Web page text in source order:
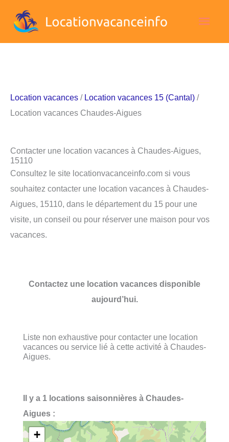
Location vacances / Location vacances 15 (Cantal) /
Location vacances Chaudes-Aigues
Contacter une location vacances à Chaudes-Aigues,
15110
Consultez le site locationvacanceinfo.com si vous
souhaitez contacter une location vacances à Chaudes-
Aigues, 15110, dans le département du 15 pour une
visite, un conseil ou pour réserver une maison pour vos
vacances.
Contactez une location vacances disponible
aujourd’hui.
Liste non exhaustive pour contacter une location
vacances ou service lié à cette activité à Chaudes-
Aigues.
Il y a 1 locations saisonnières à Chaudes-
Aigues :
+